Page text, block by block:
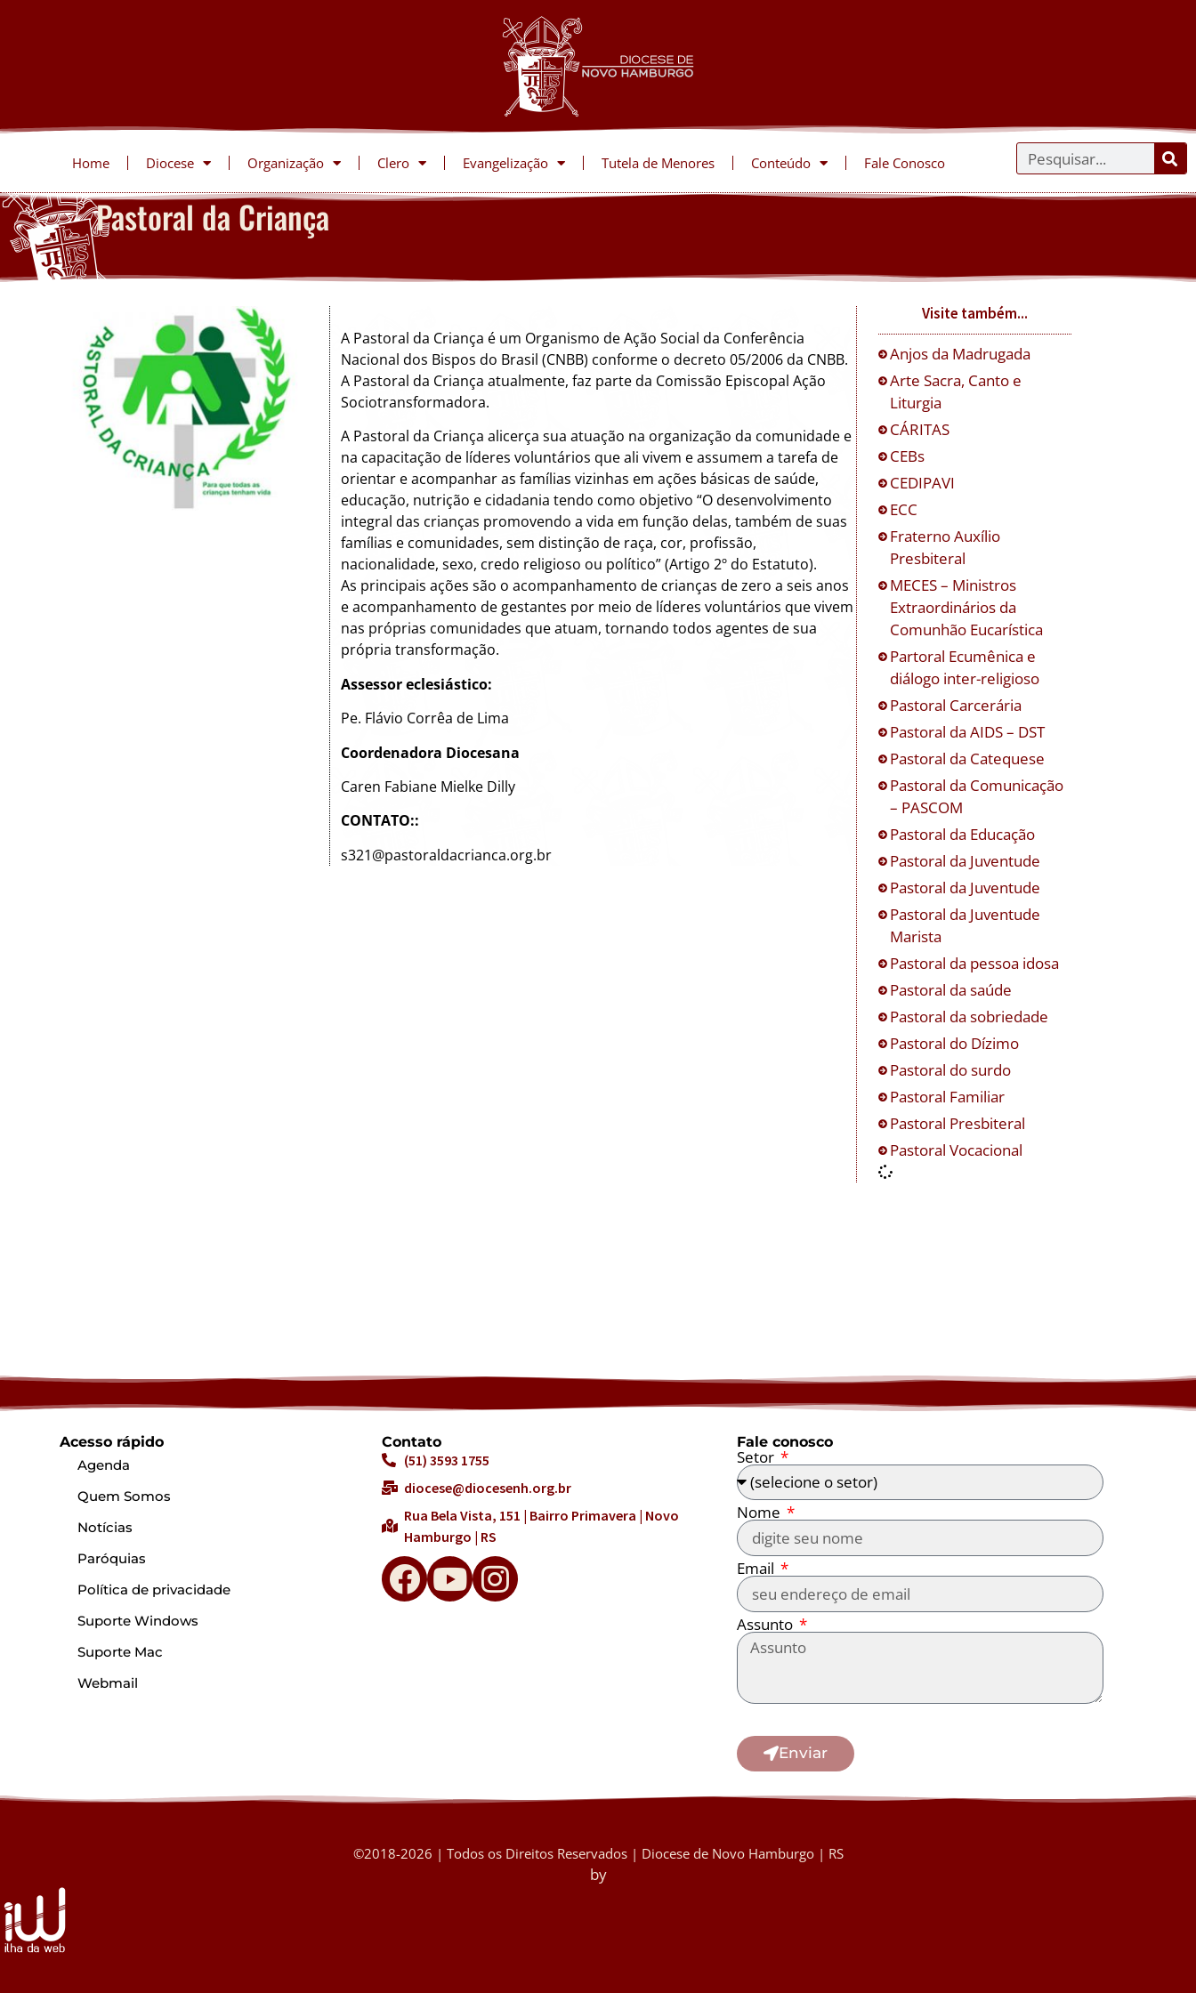
Home Diocese Organização Clero Evangelização Tutela de Menores Conteúdo Fale Conosco
Pastoral da Criança
A Pastoral da Criança é um Organismo de Ação Social da Conferência
Nacional dos Bispos do Brasil (CNBB) conforme o decreto 05/2006 da CNBB.
A Pastoral da Criança atualmente, faz parte da Comissão Episcopal Ação
Sociotransformadora.
A Pastoral da Criança alicerça sua atuação na organização da comunidade e
na capacitação de líderes voluntários que ali vivem e assumem a tarefa de
orientar e acompanhar as famílias vizinhas em ações básicas de saúde,
educação, nutrição e cidadania tendo como objetivo “O desenvolvimento
integral das crianças promovendo a vida em função delas, também de suas
famílias e comunidades, sem distinção de raça, cor, profissão,
nacionalidade, sexo, credo religioso ou político” (Artigo 2º do Estatuto).
As principais ações são o acompanhamento de crianças de zero a seis anos
e acompanhamento de gestantes por meio de líderes voluntários que vivem
nas próprias comunidades que atuam, tornando todos agentes de sua
própria transformação.
Assessor eclesiástico:
Pe. Flávio Corrêa de Lima
Coordenadora Diocesana
Caren Fabiane Mielke Dilly
CONTATO::
s321@pastoraldacrianca.org.br
Visite também...
Anjos da Madrugada
Arte Sacra, Canto e
Liturgia
CÁRITAS
CEBs
CEDIPAVI
ECC
Fraterno Auxílio
Presbiteral
MECES – Ministros
Extraordinários da
Comunhão Eucarística
Partoral Ecumênica e
diálogo inter-religioso
Pastoral Carcerária
Pastoral da AIDS – DST
Pastoral da Catequese
Pastoral da Comunicação
– PASCOM
Pastoral da Educação
Pastoral da Juventude
Pastoral da Juventude
Pastoral da Juventude
Marista
Pastoral da pessoa idosa
Pastoral da saúde
Pastoral da sobriedade
Pastoral do Dízimo
Pastoral do surdo
Pastoral Familiar
Pastoral Presbiteral
Pastoral Vocacional
Acesso rápido
Agenda
Quem Somos
Notícias
Paróquias
Política de privacidade
Suporte Windows
Suporte Mac
Webmail
Contato
(51) 3593 1755
diocese@diocesenh.org.br
Rua Bela Vista, 151 | Bairro Primavera | Novo
Hamburgo | RS
Fale conosco
Setor
Nome
Email
Assunto
Enviar
©2018-2026 | Todos os Direitos Reservados | Diocese de Novo Hamburgo | RS
by